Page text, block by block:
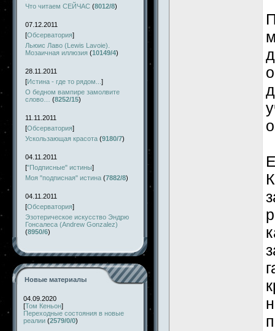
Что читаем СЕЙЧАС (8012/8)
07.12.2011
[Обсерватория]
Льюис Лаво (Lewis Lavoie).
Мозаичная иллюзия (10149/4)
28.11.2011
[Истина - где то рядом... ]
О бедном вампире замолвите
слово…
(8252/15)
11.11.2011
[Обсерватория]
Ускользающая красота (9180/7)
04.11.2011
["Подписные" истины]
Моя "подписная" истина (7882/8)
04.11.2011
[Обсерватория]
Эзотерическое искусство Эндрю
Гонсалеса (Andrew Gonzalez)
(8950/6)
Новые материалы
04.09.2020
[Том Кеньон]
Переходные состояния в новые
реалии (2579/0/0)